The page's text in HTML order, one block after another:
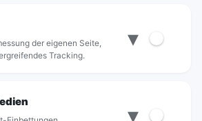
der eigenen Seite,
Tracking.
▾
▾